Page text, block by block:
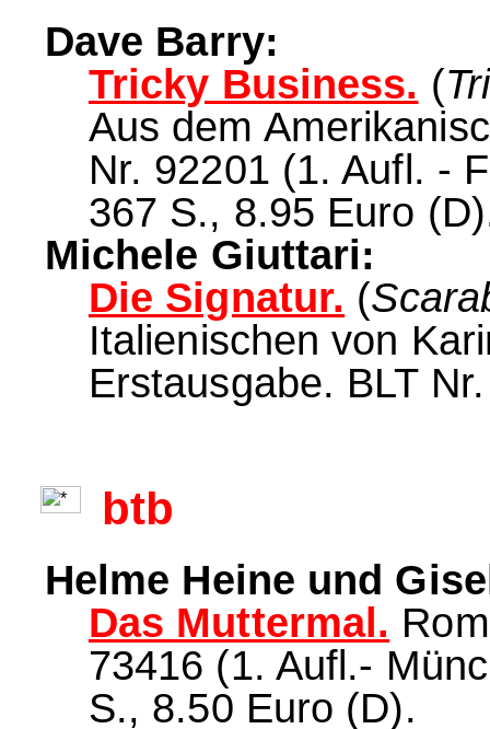
Dave Barry:
Tricky Business. (
Aus dem
Nr. 92201 (1. Aufl. -
367 S., 8.95 Euro
Michele Giuttari:
Die Signatur. (
Italienischen von
Erstausgabe. BLT
btb
Helme Heine und
Das Muttermal.
73416 (1. Aufl.-
S., 8.50 Euro (D).